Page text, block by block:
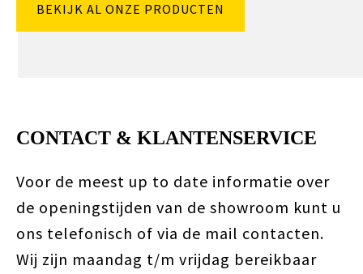
BEKIJK AL ONZE PRODUCTEN
CONTACT & KLANTENSERVICE
Voor de meest up to date informatie over
de openingstijden van de showroom kunt u
ons telefonisch of via de mail contacten.
Wij zijn maandag t/m vrijdag bereikbaar